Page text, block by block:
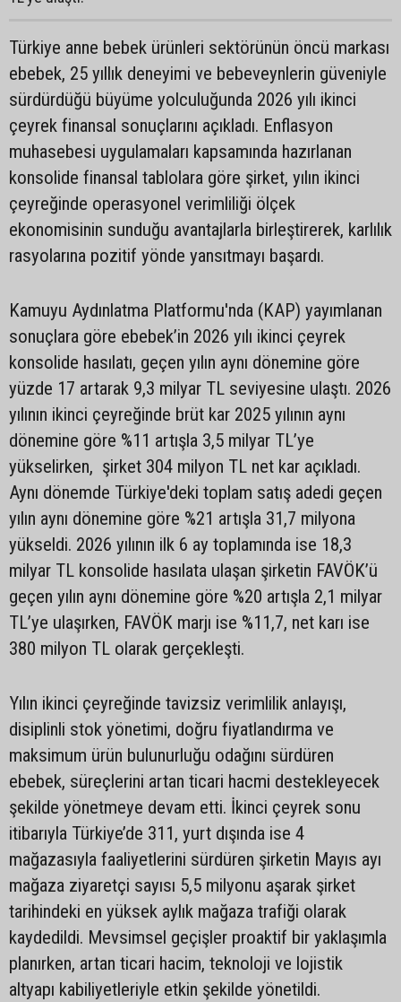
Türkiye anne bebek ürünleri sektörünün öncü markası
ebebek, 25 yıllık deneyimi ve bebeveynlerin güveniyle
sürdürdüğü büyüme yolculuğunda 2026 yılı ikinci
çeyrek finansal sonuçlarını açıkladı. Enflasyon
muhasebesi uygulamaları kapsamında hazırlanan
konsolide finansal tablolara göre şirket, yılın ikinci
çeyreğinde operasyonel verimliliği ölçek
ekonomisinin sunduğu avantajlarla birleştirerek, karlılık
rasyolarına pozitif yönde yansıtmayı başardı.
Kamuyu Aydınlatma Platformu'nda (KAP) yayımlanan
sonuçlara göre ebebek’in 2026 yılı ikinci çeyrek
konsolide hasılatı, geçen yılın aynı dönemine göre
yüzde 17 artarak 9,3 milyar TL seviyesine ulaştı. 2026
yılının ikinci çeyreğinde brüt kar 2025 yılının aynı
dönemine göre %11 artışla 3,5 milyar TL’ye
yükselirken, şirket 304 milyon TL net kar açıkladı.
Aynı dönemde Türkiye'deki toplam satış adedi geçen
yılın aynı dönemine göre %21 artışla 31,7 milyona
yükseldi. 2026 yılının ilk 6 ay toplamında ise 18,3
milyar TL konsolide hasılata ulaşan şirketin FAVÖK’ü
geçen yılın aynı dönemine göre %20 artışla 2,1 milyar
TL’ye ulaşırken, FAVÖK marjı ise %11,7, net karı ise
380 milyon TL olarak gerçekleşti.
Yılın ikinci çeyreğinde tavizsiz verimlilik anlayışı,
disiplinli stok yönetimi, doğru fiyatlandırma ve
maksimum ürün bulunurluğu odağını sürdüren
ebebek, süreçlerini artan ticari hacmi destekleyecek
şekilde yönetmeye devam etti. İkinci çeyrek sonu
itibarıyla Türkiye’de 311, yurt dışında ise 4
mağazasıyla faaliyetlerini sürdüren şirketin Mayıs ayı
mağaza ziyaretçi sayısı 5,5 milyonu aşarak şirket
tarihindeki en yüksek aylık mağaza trafiği olarak
kaydedildi. Mevsimsel geçişler proaktif bir yaklaşımla
planırken, artan ticari hacim, teknoloji ve lojistik
altyapı kabiliyetleriyle etkin şekilde yönetildi.